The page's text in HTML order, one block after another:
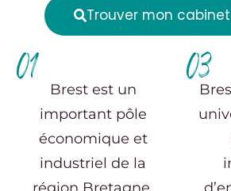
Trouver mon
01
Brest est un
important pôle
économique et
industriel de la
03